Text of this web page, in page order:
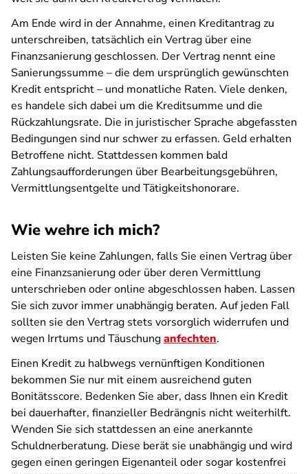
Am Ende wird in der Annahme, einen Kreditantrag zu
unterschreiben, tatsächlich ein Vertrag über eine
Finanzsanierung geschlossen. Der Vertrag nennt eine
Sanierungssumme – die dem ursprünglich gewünschten
Kredit entspricht – und monatliche Raten. Viele denken,
es handele sich dabei um die Kreditsumme und die
Rückzahlungsrate. Die in juristischer Sprache abgefassten
Bedingungen sind nur schwer zu erfassen. Geld erhalten
Betroffene nicht. Stattdessen kommen bald
Zahlungsaufforderungen über Bearbeitungsgebühren,
Vermittlungsentgelte und Tätigkeitshonorare.
Wie wehre ich mich?
Leisten Sie keine Zahlungen, falls Sie einen Vertrag über
eine Finanzsanierung oder über deren Vermittlung
unterschrieben oder online abgeschlossen haben. Lassen
Sie sich zuvor immer unabhängig beraten. Auf jeden Fall
sollten sie den Vertrag stets vorsorglich widerrufen und
wegen Irrtums und Täuschunganfechten.
Einen Kredit zu halbwegs vernünftigen Konditionen
bekommen Sie nur mit einem ausreichend guten
Bonitätsscore. Bedenken Sie aber, dass Ihnen ein Kredit
bei dauerhafter, finanzieller Bedrängnis nicht weiterhilft.
Wenden Sie sich stattdessen an eine anerkannte
Schuldnerberatung. Diese berät sie unabhängig und wird
gegen einen geringen Eigenanteil oder sogar kostenfrei